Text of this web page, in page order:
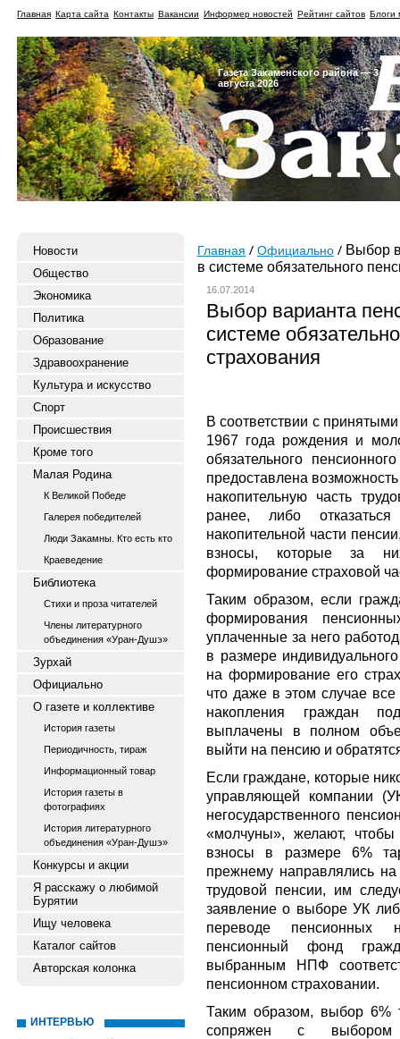
Главная Карта сайта Контакты Вакансии Информер новостей Рейтинг сайтов Блоги
Газета Закаменского района — 3
августа 2026
Новости
Общество
Экономика
Политика
Образование
Здравоохранение
Культура и искусство
Спорт
Происшествия
Кроме того
Малая Родина
К Великой Победе
Галерея победителей
Люди Закамны. Кто есть кто
Краеведение
Библиотека
Стихи и проза читателей
Члены литературного
объединения «Уран-Душэ»
Зурхай
Официально
О газете и коллективе
История газеты
Периодичность, тираж
Информационный товар
История газеты в
фотографиях
История литературного
объединения «Уран-Душэ»
Конкурсы и акции
Я расскажу о любимой
Бурятии
Ищу человека
Каталог сайтов
Авторская колонка
ИНТЕРВЬЮ
Главная Официально
Выбор
в системе обязательного
16.07.2014
Выбор варианта
системе
страхования
В соответствии с
1967 года рождения и
обязательного
предоставлена
накопительную часть
ранее, либо
накопительной части
взносы, которые за
формирование страховой
Таким образом, если
формирования
уплаченные за него
в размере
на формирование его
что даже в этом случае
накопления граждан
выплачены в полном
выйти на пенсию и
Если граждане, которые
управляющей компании
негосударственного
«молчуны», желают,
взносы в размере 6%
прежнему направлялись
трудовой пенсии, им
заявление о выборе УК
переводе пенсионных
пенсионный фонд
выбранным НПФ
пенсионном страховании.
Таким образом, выбор 6%
сопряжен с